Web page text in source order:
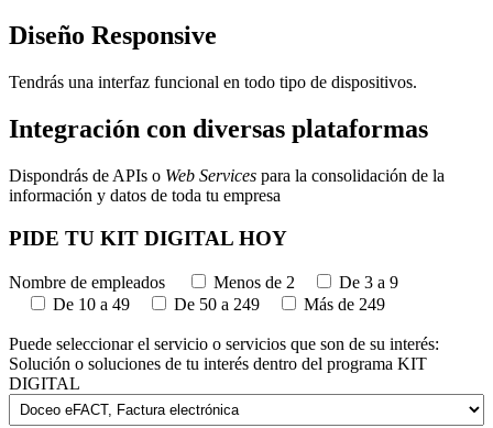
Diseño Responsive
Tendrás una interfaz funcional en todo tipo de dispositivos.
Integración con diversas plataformas
Dispondrás de APIs o Web Services para la consolidación de la
información y datos de toda tu empresa
PIDE TU KIT DIGITAL HOY
Nombre de empleados Menos de 2
De 3 a 9
De 10 a 49
De 50 a 249 Más de 249
Puede seleccionar el servicio o servicios que son de su interés:
Solución o soluciones de tu interés dentro del programa KIT
DIGITAL